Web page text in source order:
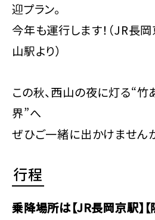
迎プラン。
今年も運行します！（JR長
山駅より）
この秋、西山の夜に灯る“竹
界”へ――
ぜひご一緒に出かけません
行程
乗降場所は【JR長岡京駅】